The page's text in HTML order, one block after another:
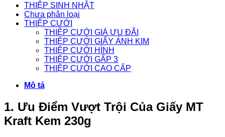
THIỆP SINH NHẬT
Chưa phân loại
THIỆP CƯỚI
THIỆP CƯỚI GIÁ ƯU ĐÃI
THIỆP CƯỚI GIẤY ÁNH KIM
THIỆP CƯỚI HÌNH
THIỆP CƯỚI GẤP 3
THIỆP CƯỚI CAO CẤP
Mô tả
1. Ưu Điểm Vượt Trội Của Giấy MT
Kraft Kem 230g